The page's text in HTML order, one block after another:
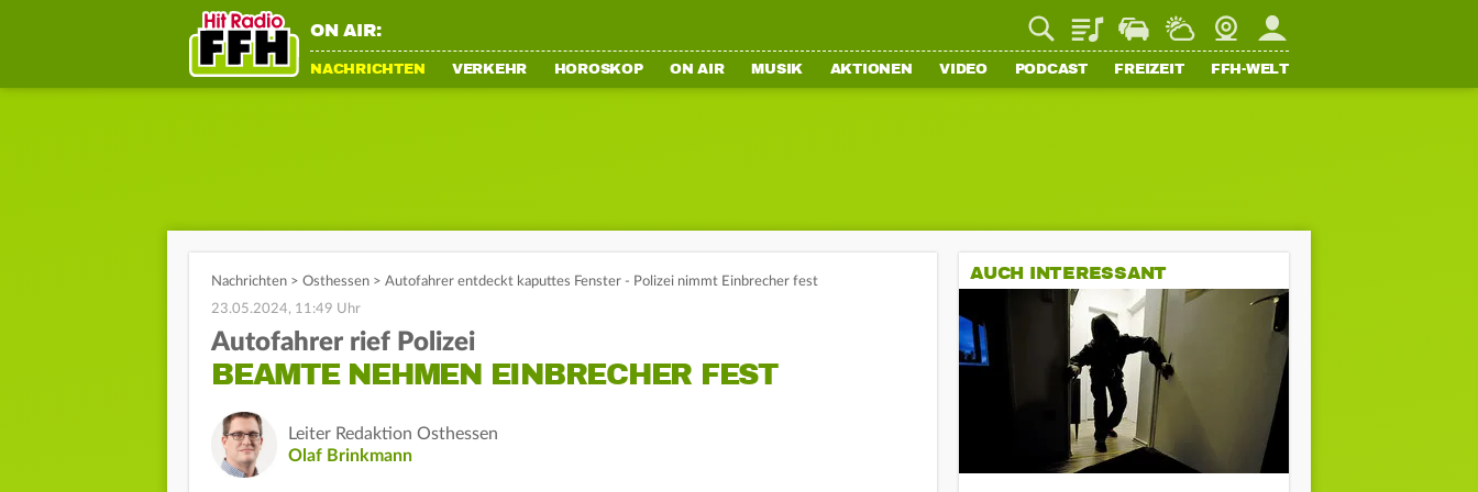
ON AIR: PlaylistStaupilotWetterWebcamMein FFH
NACHRICHTEN VERKEHR HOROSKOP ON AIR MUSIK AKTIONEN VIDEO PODCAST FREIZEIT FFH-WELT
Nachrichten > Osthessen > Autofahrer entdeckt kaputtes Fenster - Polizei nimmt Einbrecher fest
23.05.2024, 11:49 Uhr
Autofahrer rief Polizei
BEAMTE NEHMEN EINBRECHER FEST
Leiter Redaktion Osthessen
Olaf Brinkmann
AUCH INTERESSANT